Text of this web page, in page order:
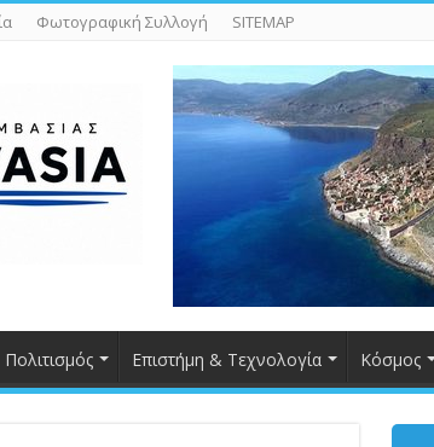
Φωτογραφική Συλλογή SITEMAP
Πολιτισμός Επιστήμη & Τεχνολογία Κόσμος